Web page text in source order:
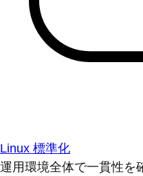
Linux 標準化
運用環境全体で一貫性を